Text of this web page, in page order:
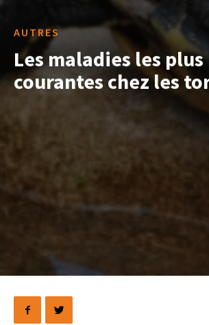
AUTRES
Les maladies les plus
courantes chez les